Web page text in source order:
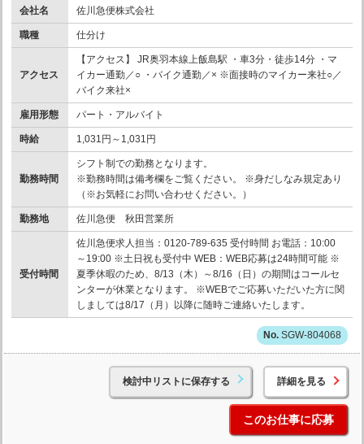
会社名 佐川急便株式会社
職種 仕分け
アクセス
【アクセス】 JR奥羽本線上飯島駅 ・車3分・徒歩14分 ・マ
イカー通勤／○ ・バイク通勤／× ※面接時のマイカー来社○／
バイク来社×
雇用形態 パート・アルバイト
時給 1,031円～1,031円
勤務時間
シフト制での勤務となります。
※勤務時間は備考欄をご覧ください。 ※身だしなみ規定あり
（※お気軽にお問い合わせください。）
勤務地 佐川急便 秋田営業所
受付時間
佐川急便求人担当：0120-789-635 受付時間 お電話：10:00
～19:00 ※土日祝も受付中 WEB：WEB応募は24時間可能 ※
夏季休暇のため、8/13（木）～8/16（日）の期間はコールセ
ンターが休業となります。 ※WEBでご応募いただいた方に関
しましては8/17（月）以降に随時ご連絡いたします。
SGW-804068
検討中リストに保存する 詳細を見る
このお仕事に応募